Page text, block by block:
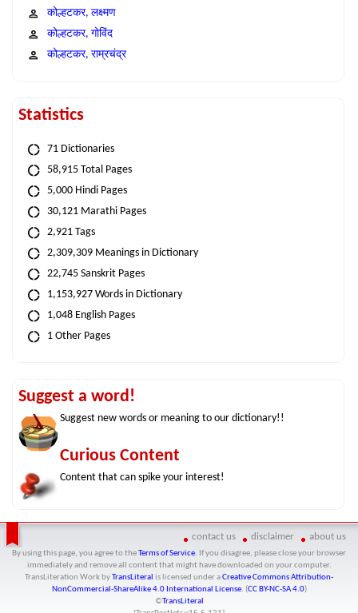
कोल्हटकर, लक्ष्मण
कोल्हटकर, गोविंद
कोल्हटकर, राम्रचंद्र
Statistics
71 Dictionaries
58,915 Total Pages
5,000 Hindi Pages
30,121 Marathi Pages
2,921 Tags
2,309,309 Meanings in Dictionary
22,745 Sanskrit Pages
1,153,927 Words in Dictionary
1,048 English Pages
1 Other Pages
Suggest a word!
Suggest new words or meaning to our dictionary!!
Curious Content
Content that can spike your interest!
contact us disclaimer about us
By using this page, you agree to the Terms of Service. If you disagree, please close your browser
immediately and remove all content that might have downloaded on your computer.
TransLiteration Workby TransLiteral is licensed under aCreative Commons Attribution-
NonCommercial-ShareAlike 4.0 International License. (CC BY-NC-SA 4.0)
©TransLiteral